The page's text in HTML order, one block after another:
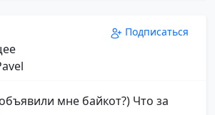
Подписаться
мне байкот?) Что за